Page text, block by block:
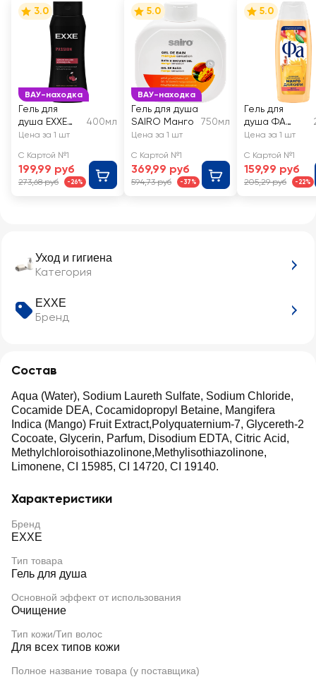
Уход и гигиена
Категория
EXXE
Бренд
Состав
Aqua (Water), Sodium Laureth Sulfate, Sodium Chloride,
Cocamide DEA, Cocamidopropyl Betaine, Mangifera
Indica (Mango) Fruit Extract,Polyquaternium-7, Glycereth-2
Cocoate, Glycerin, Parfum, Disodium EDTA, Citric Acid,
Methylchloroisothiazolinone,Methylisothiazolinone,
Limonene, CI 15985, CI 14720, CI 19140.
Характеристики
Бренд
EXXE
Тип товара
Гель для душа
Основной эффект от использования
Очищение
Тип кожи/Тип волос
Для всех типов кожи
Полное название товара (у поставщика)
ВАУ-находка
3.0
Гель для
душа EXXE
Passion
и миндаль
400мл
Цена за 1 шт
С Картой №1
199,99 руб
273,68 руб -26%
ВАУ-находка
5.0
Гель для душа
SAIRO Манго
750мл
Цена за 1 шт
С Картой №1
369,99 руб
594,73 руб -37%
5.0
Гель для
душа ФА
Манго и
Цена за 1 шт
С Картой №1
159,99 руб
205,29 руб -22%